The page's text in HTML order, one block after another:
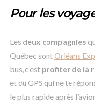
Pour les
Les deux compagnies
Québec sontOrléans
bus, c’est profiter de la
et du GPS qui ne te
le plus rapide après